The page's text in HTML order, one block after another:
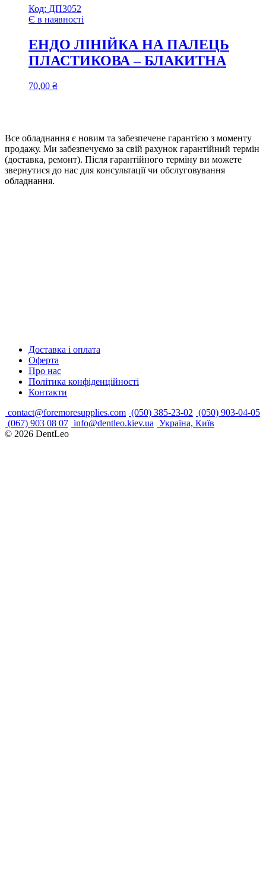
Код: ДП3052
Є в наявності
ЕНДО ЛІНІЙКА НА ПАЛЕЦЬ
ПЛАСТИКОВА – БЛАКИТНА
70,00 ₴
Все обладнання є новим та забезпечене гарантією з моменту
продажу. Ми забезпечуємо за свій рахунок гарантійний термін
(доставка, ремонт). Після гарантійного терміну ви можете
звернутися до нас для консультації чи обслуговування
обладнання.
Доставка і оплата
Оферта
Про нас
Політика конфіденційності
Контакти
contact@foremoresupplies.com (050) 385-23-02 (050) 903-04-05
(067) 903 08 07 info@dentleo.kiev.ua Україна, Київ
© 2026 DentLeo